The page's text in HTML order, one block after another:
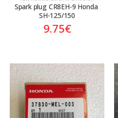
Spark plug CR8EH-9 Honda
SH-125/150
9.75€